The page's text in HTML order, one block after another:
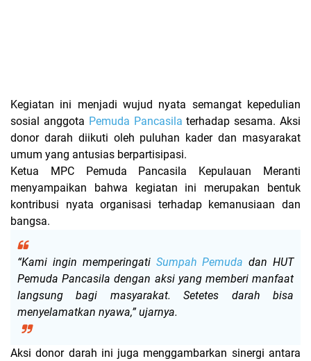
Kegiatan ini menjadi wujud nyata semangat kepedulian
sosial anggota Pemuda Pancasila terhadap sesama. Aksi
donor darah diikuti oleh puluhan kader dan masyarakat
umum yang antusias berpartisipasi.
Ketua MPC Pemuda Pancasila Kepulauan Meranti
menyampaikan bahwa kegiatan ini merupakan bentuk
kontribusi nyata organisasi terhadap kemanusiaan dan
bangsa.
“Kami ingin memperingati Sumpah Pemuda dan HUT
Pemuda Pancasila dengan aksi yang memberi manfaat
langsung bagi masyarakat. Setetes darah bisa
menyelamatkan nyawa,” ujarnya.
Aksi donor darah ini juga menggambarkan sinergi antara